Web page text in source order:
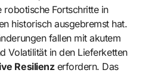
robotische Fortschritte in
historisch ausgebremst hat.
fallen mit akutem
Volatilität in den Lieferketten
Resilienzerfordern. Das